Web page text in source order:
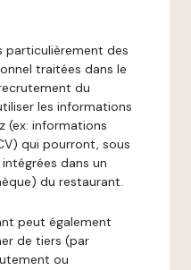
particulièrement des
traitées dans le
du
les informations
(ex: informations
qui pourront, sous
dans un
du restaurant.
peut également
de tiers (par
ou